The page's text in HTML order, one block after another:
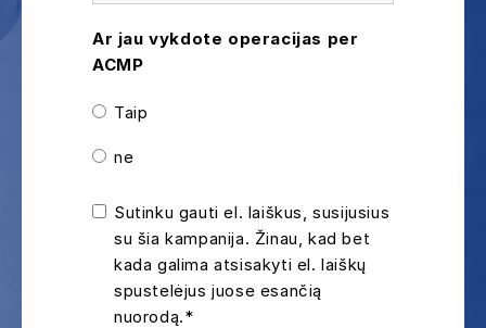
Ar jau vykdote operacijas per
ACMP
Taip
ne
Sutinku gauti el. laiškus, susijusius
su šia kampanija. Žinau, kad bet
kada galima atsisakyti el. laiškų
spustelėjus juose esančią
nuorodą.*